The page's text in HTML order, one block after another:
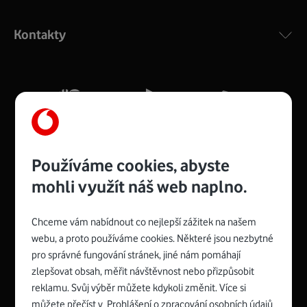
silný signál pro celou domácnost. Kompaktní rozměry 21
Více o COMPAL CH7465VF
Zyxel VMG8623-T50B:
Rozměry modemu jsou 16 x 22 x 7,5 cm (včetně stojánku)
a nabízí 4 gigabitové LAN porty a bezdrátové připojení Wi-
Spojte se s Vodafonem
Kontakty
Používáme cookies, abyste
mohli využít náš web naplno.
Chceme vám nabídnout co nejlepší zážitek na našem
webu, a proto používáme cookies. Některé jsou nezbytné
pro správné fungování stránek, jiné nám pomáhají
zlepšovat obsah, měřit návštěvnost nebo přizpůsobit
reklamu. Svůj výběr můžete kdykoli změnit. Více si
můžete přečíst v Prohlášení o zpracování osobních údajů